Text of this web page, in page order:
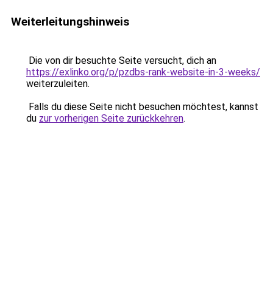
Weiterleitungshinweis
Die von dir besuchte Seite versucht, dich an
https://exlinko.org/p/pzdbs-rank-website-in-3-weeks/
weiterzuleiten.
Falls du diese Seite nicht besuchen möchtest, kannst
du zur vorherigen Seite zurückkehren.